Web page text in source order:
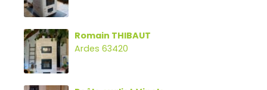
Romain THIBAUT
Ardes 63420